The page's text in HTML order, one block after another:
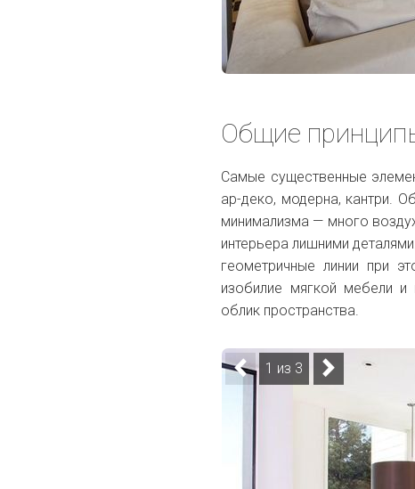
Общие
Самые существенные
ар-деко, модерна, кантри.
минимализма — много
интерьера лишними
геометричные линии при
изобилие мягкой мебели и
облик пространства.
1 из 3